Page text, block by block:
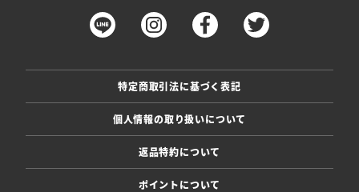
特定商取引法に基づく表記
個人情報の取り扱いについて
返品特約について
ポイントについて